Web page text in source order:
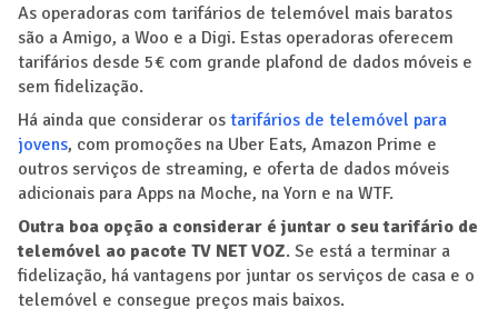
As operadoras com tarifários de telemóvel mais baratos
são a Amigo, a Woo e a Digi. Estas operadoras oferecem
tarifários desde 5€ com grande plafond de dados móveis e
sem fidelização.
Há ainda que considerar os tarifários de telemóvel para
jovens, com promoções na Uber Eats, Amazon Prime e
outros serviços de streaming, e oferta de dados móveis
adicionais para Apps na Moche, na Yorn e na WTF.
Outra boa opção a considerar é juntar o seu tarifário de
telemóvel ao pacote TV NET VOZ. Se está a terminar a
fidelização, há vantagens por juntar os serviços de casa e o
telemóvel e consegue preços mais baixos.